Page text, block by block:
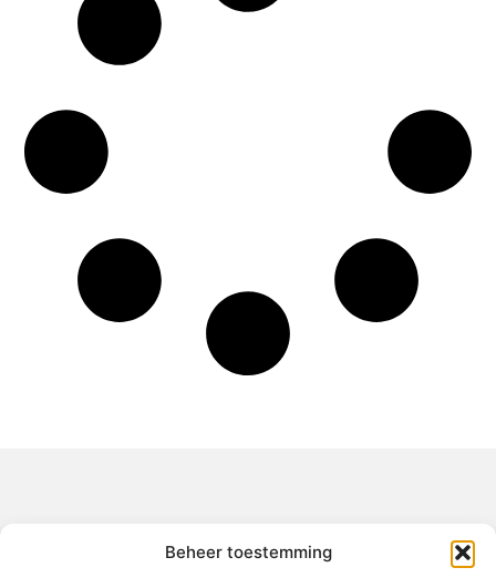
Beheer toestemming
Jouw gids voor inspiratie en tips uit het dagelijks leven.
Ontdek een brede verzameling blogs en artikelen die je helpen